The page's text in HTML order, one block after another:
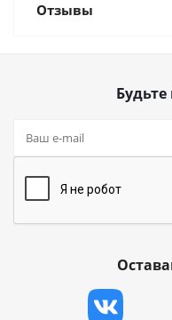
Отзывы
Будьте